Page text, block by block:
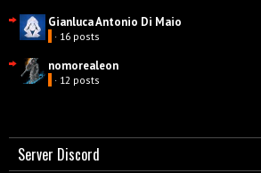
Gianluca Antonio Di Maio
· 16 posts
nomorealeon
· 12 posts
Server Discord